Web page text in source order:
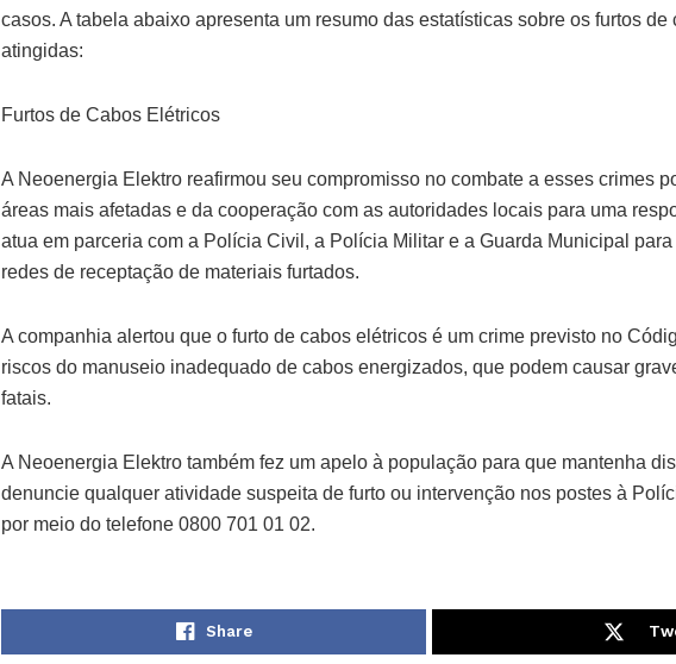
casos. A tabela abaixo apresenta um resumo das estatísticas sobre os furtos
atingidas:
Furtos de Cabos Elétricos
A Neoenergia Elektro reafirmou seu compromisso no combate a esses crimes
áreas mais afetadas e da cooperação com as autoridades locais para uma
atua em parceria com a Polícia Civil, a Polícia Militar e a Guarda Municipal
redes de receptação de materiais furtados.
A companhia alertou que o furto de cabos elétricos é um crime previsto no
riscos do manuseio inadequado de cabos energizados, que podem causar
fatais.
A Neoenergia Elektro também fez um apelo à população para que mantenha
denuncie qualquer atividade suspeita de furto ou intervenção nos postes à
por meio do telefone 0800 701 01 02.
Share